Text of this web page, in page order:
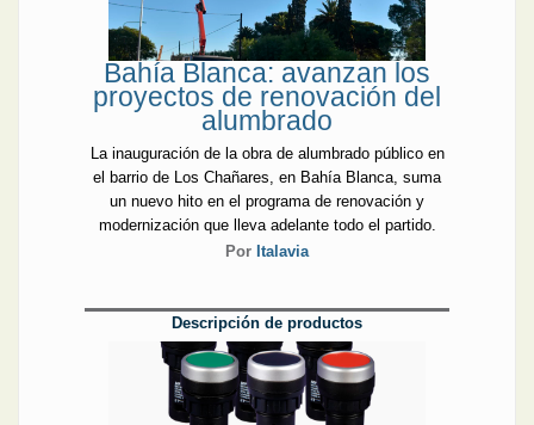
Bahía Blanca: avanzan los
proyectos de renovación del
alumbrado
La inauguración de la obra de alumbrado público en
el barrio de Los Chañares, en Bahía Blanca, suma
un nuevo hito en el programa de renovación y
modernización que lleva adelante todo el partido.
Por Italavia
Descripción de productos